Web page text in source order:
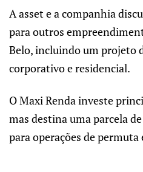
A asset e a companhia
para outros
Belo, incluindo um projeto
corporativo e residencial.
O Maxi Renda investe
mas destina uma parcela
para operações de permuta